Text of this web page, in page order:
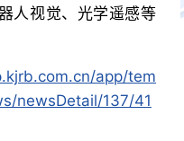
人视觉、光学遥感等
app/tem
newsDetail/137/41